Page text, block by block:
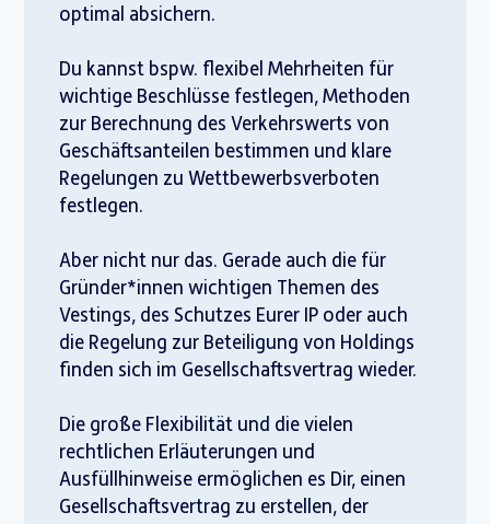
optimal absichern.
Du kannst bspw. flexibel Mehrheiten für
wichtige Beschlüsse festlegen, Methoden
zur Berechnung des Verkehrswerts von
Geschäftsanteilen bestimmen und klare
Regelungen zu Wettbewerbsverboten
festlegen.
Aber nicht nur das. Gerade auch die für
Gründer*innen wichtigen Themen des
Vestings, des Schutzes Eurer IP oder auch
die Regelung zur Beteiligung von Holdings
finden sich im Gesellschaftsvertrag wieder.
Die große Flexibilität und die vielen
rechtlichen Erläuterungen und
Ausfüllhinweise ermöglichen es Dir, einen
Gesellschaftsvertrag zu erstellen, der